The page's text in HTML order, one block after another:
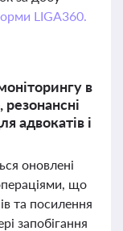
LIGA360.
в
адвокатів і
оновлені
що
та посилення
запобігання